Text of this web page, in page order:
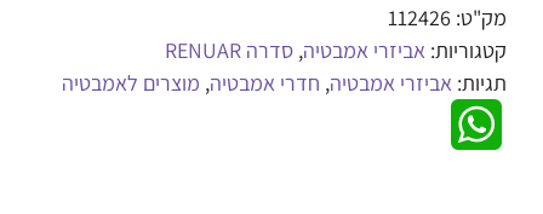
מק"ט: 112426
קטגוריות: אביזרי אמבטיה, סדרה RENUAR
תגיות: אביזרי אמבטיה, חדרי אמבטיה, מוצרים לאמבטיה